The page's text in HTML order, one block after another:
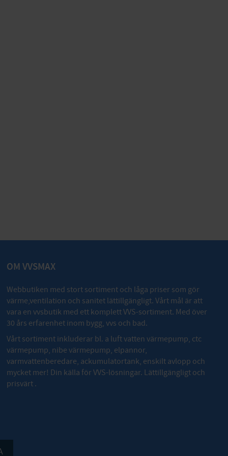
OM VVSMAX
Webbutiken med stort sortiment och låga priser som gör
värme,ventilation och sanitet lättillgängligt. Vårt mål är att
vara en vvsbutik med ett komplett VVS-sortiment. Med över
30 års erfarenhet inom bygg, vvs och bad.
Vårt sortiment inkluderar bl. a luft vatten värmepump, ctc
värmepump, nibe värmepump, elpannor,
varmvattenberedare, ackumulatortank, enskilt avlopp och
mycket mer! Din källa för VVS-lösningar. Lättillgängligt och
prisvärt .